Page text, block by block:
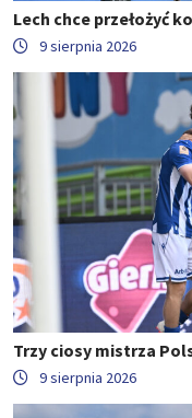
Lech chce przełożyć
9 sierpnia 2026
Trzy ciosy mistrza
9 sierpnia 2026